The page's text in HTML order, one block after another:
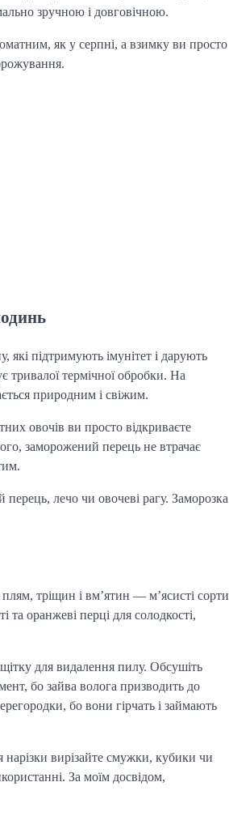
зручною і довговічною.
як у серпні, а взимку ви просто
які підтримують імунітет і дарують
тривалої термічної обробки. На
природним і свіжим.
овочів ви просто відкриваєте
заморожений перець не втрачає
лечо чи овочеві рагу. Заморозка
плям, тріщин і вм’ятин — м’ясисті сорти
та оранжеві перці для солодкості,
для видалення пилу. Обсушіть
бо зайва волога призводить до
бо вони гірчать і займають
вирізайте смужки, кубики чи
За моїм досвідом,